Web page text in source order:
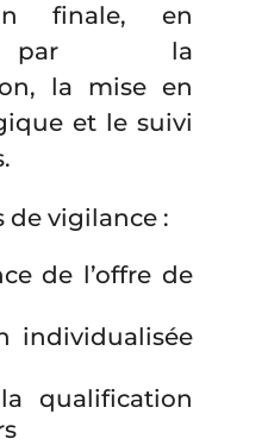
finale, en
par la
la mise en
et le suivi
de vigilance :
de l’offre de
individualisée
qualification